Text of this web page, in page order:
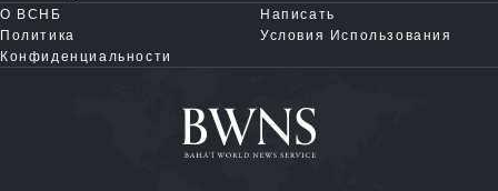
О ВСНБ
Написать
Политика
Конфиденциальности
Условия Использования